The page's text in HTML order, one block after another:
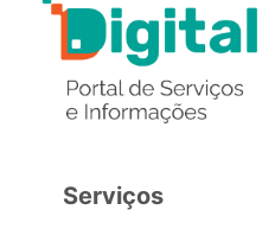
Serviços